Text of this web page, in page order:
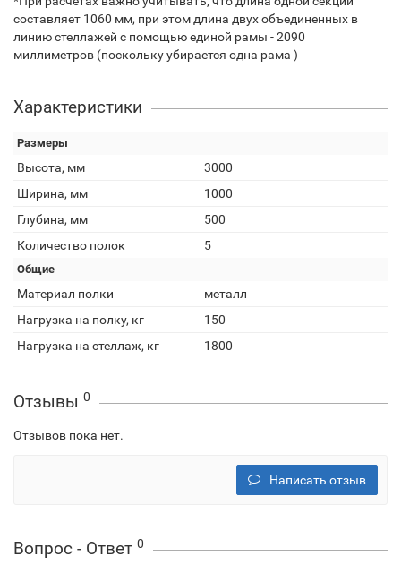
составляет 1060 мм, при этом длина двух объединенных в
линию стеллажей с помощью единой рамы - 2090
миллиметров (поскольку убирается одна рама )
Характеристики
Размеры
Высота, мм
3000
Ширина, мм
1000
Глубина, мм
500
Количество полок
5
Общие
Материал полки
металл
Нагрузка на полку, кг
150
Нагрузка на стеллаж, кг
1800
Отзывы 0
Отзывов пока нет.
Написать отзыв
Вопрос - Ответ 0